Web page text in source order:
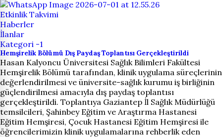
Etkinlik Takvimi
Haberler
İlanlar
Kategori -1
Hemşirelik Bölümü Dış Paydaş Toplantısı Gerçekleştirildi
Hasan Kalyoncu Üniversitesi Sağlık Bilimleri Fakültesi
Hemşirelik Bölümü tarafından, klinik uygulama süreçlerinin
değerlendirilmesi ve üniversite-sağlık kurumu iş birliğinin
güçlendirilmesi amacıyla dış paydaş toplantısı
gerçekleştirildi. Toplantıya Gaziantep İl Sağlık Müdürlüğü
temsilcileri, Şahinbey Eğitim ve Araştırma Hastanesi
Eğitim Hemşiresi, Çocuk Hastanesi Eğitim Hemşiresi ile
öğrencilerimizin klinik uygulamalarına rehberlik eden